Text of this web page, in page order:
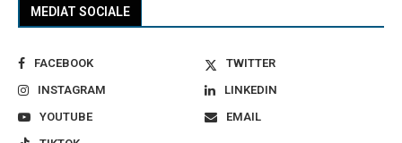
MEDIAT SOCIALE
FACEBOOK
TWITTER
INSTAGRAM
LINKEDIN
YOUTUBE
EMAIL